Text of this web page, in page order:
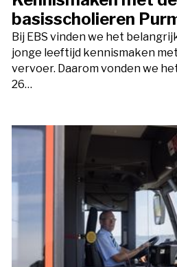
basisscholieren
Bij EBS vinden we het
jonge leeftijd kennismaken
vervoer. Daarom vonden we
26…